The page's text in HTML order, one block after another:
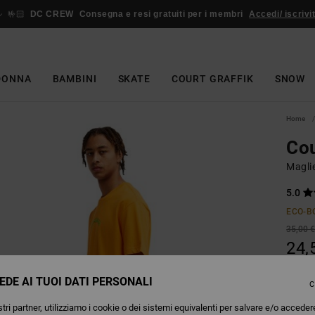
🤟🏻 DC CREW Consegna e resi gratuiti per i membri Accedi/
BAMBINI SKATE COURT GRAFFIK SNOW
Home
5.0
ECO-
35,00 €
Colori
AI TUOI DATI PERSONALI
partner, utilizziamo i cookie o dei sistemi equivalenti per salvare e/o